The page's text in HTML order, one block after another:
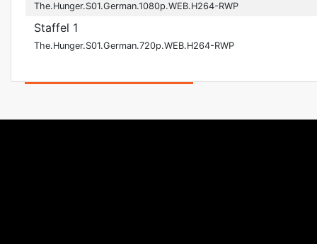
The.Hunger.S01.German.1080p.WEB.H264-RWP
Staffel 1
The.Hunger.S01.German.720p.WEB.H264-RWP